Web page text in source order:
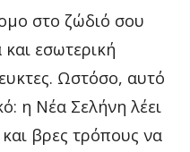
στο ζώδιό σου
εσωτερική
Ωστόσο, αυτό
η Νέα Σελήνη λέει
βρες τρόπους να